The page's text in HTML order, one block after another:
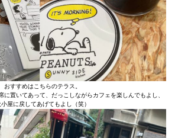
おすすめはこちらのテラス。
に置いてあって、だっこしながらカフェを楽しんでもよし、
小屋に戻してあげてもよし（笑）